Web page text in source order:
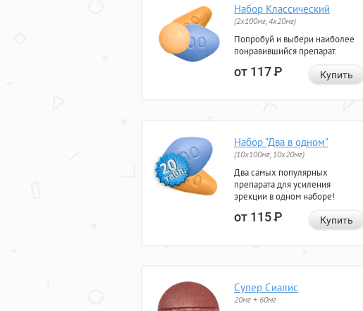
Набор Классический
(2x100мг, 4x20мг)
Попробуй и выбери наиболее
понравившийся препарат.
от 117Р Купить
Набор "Два в одном"
(10x100мг, 10x20мг)
Два самых популярных
препарата для усиления
эрекции в одном наборе!
от 115Р Купить
Супер Сиалис
20мг + 60мг